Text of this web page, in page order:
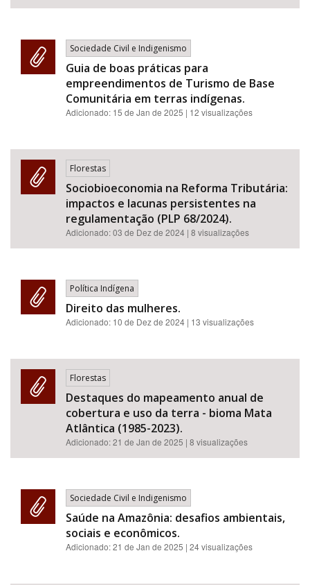
Sociedade Civil e Indigenismo
Guia de boas práticas para
empreendimentos de Turismo de Base
Comunitária em terras indígenas.
Adicionado: 15 de Jan de 2025 | 12 visualizações
Florestas
Sociobioeconomia na Reforma Tributária:
impactos e lacunas persistentes na
regulamentação (PLP 68/2024).
Adicionado:03 de Dez de 2024 | 8 visualizações
Política Indígena
Direito das mulheres.
Adicionado: 10 de Dez de 2024 | 13 visualizações
Florestas
Destaques do mapeamento anual de
cobertura e uso da terra - bioma Mata
Atlântica (1985-2023).
Adicionado:21 de Jan de 2025 | 8 visualizações
Sociedade Civil e Indigenismo
Saúde na Amazônia: desafios ambientais,
sociais e econômicos.
Adicionado:21 de Jan de 2025 | 24 visualizações